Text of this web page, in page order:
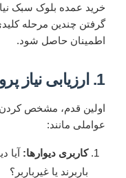
خرید عمده بلوک سبک
گرفتن چندین مرحله
اطمینان حاصل شود.
1. ارزیابی نیاز پروژه و انتخاب نوع بلوک
اولین قدم، مشخص
عواملی مانند:
کاربری دیوارها: آیا
باربرند یا غیرباربر؟